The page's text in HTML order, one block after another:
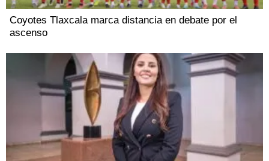
Coyotes Tlaxcala marca distancia en debate por el
ascenso